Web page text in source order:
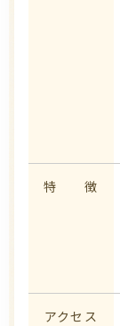
特 徴
アクセス